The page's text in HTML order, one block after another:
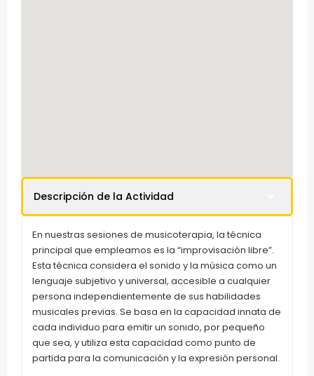
Descripción de la Actividad
En nuestras sesiones de musicoterapia, la técnica
principal que empleamos es la “improvisación libre”.
Esta técnica considera el sonido y la música como un
lenguaje subjetivo y universal, accesible a cualquier
persona independientemente de sus habilidades
musicales previas. Se basa en la capacidad innata de
cada individuo para emitir un sonido, por pequeño
que sea, y utiliza esta capacidad como punto de
partida para la comunicación y la expresión personal.